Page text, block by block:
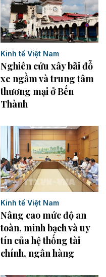
Kinh tế Việt Nam
Nghiên cứu xây bãi đỗ
xe ngầm và trung tâm
thương mại ở Bến
Thành
Kinh tế Việt Nam
Nâng cao mức độ an
toàn, minh bạch và uy
tín của hệ thống tài
chính, ngân hàng